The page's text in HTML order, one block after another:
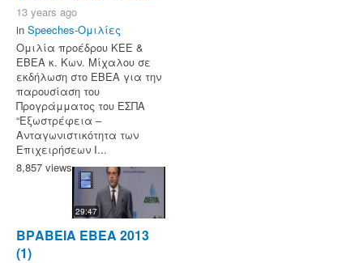
13 years ago
in Speeches-Ομιλίες
Ομιλία προέδρου ΚΕΕ &
ΕΒΕΑ κ. Κων. Μίχαλου σε
εκδήλωση στο ΕΒΕΑ για την
παρουσίαση του
Προγράμματος του ΕΣΠΑ
“Εξωστρέφεια –
Ανταγωνιστικότητα των
Επιχειρήσεων Ι...
8,857 views
29:47
ΒΡΑΒΕΙΑ ΕΒΕΑ 2013
(1)